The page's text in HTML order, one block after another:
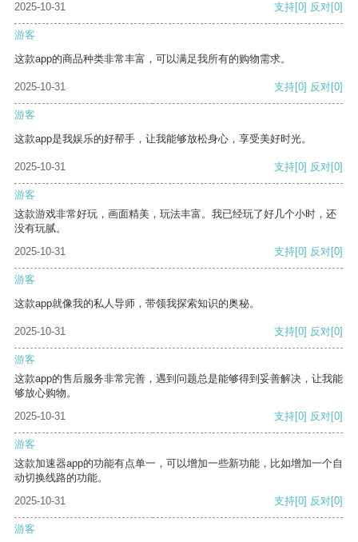
2025-10-31 支持[0] 反对[0]
游客
这款app的商品种类非常丰富，可以满足我所有的购物需求。
2025-10-31 支持[0] 反对[0]
游客
这款app是我娱乐的好帮手，让我能够放松身心，享受美好时光。
2025-10-31 支持[0] 反对[0]
游客
这款游戏非常好玩，画面精美，玩法丰富。我已经玩了好几个小时，还
没有玩腻。
2025-10-31
支持[0] 反对[0]
游客
这款app就像我的私人导师，带领我探索知识的奥秘。
2025-10-31 支持[0] 反对[0]
游客
这款app的售后服务非常完善，遇到问题总是能够得到妥善解决，让我能
够放心购物。
2025-10-31
支持[0] 反对[0]
游客
这款加速器app的功能有点单一，可以增加一些新功能，比如增加一个自
动切换线路的功能。
2025-10-31
支持[0] 反对[0]
游客